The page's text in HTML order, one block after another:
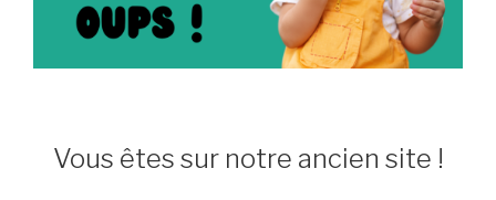
Vous êtes sur notre ancien site !